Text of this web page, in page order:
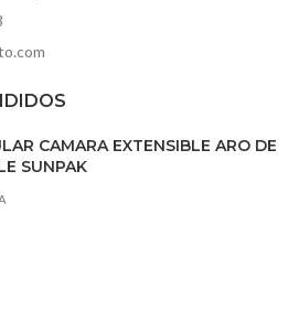
CAMARA EXTENSIBLE ARO DE
SUNPAK